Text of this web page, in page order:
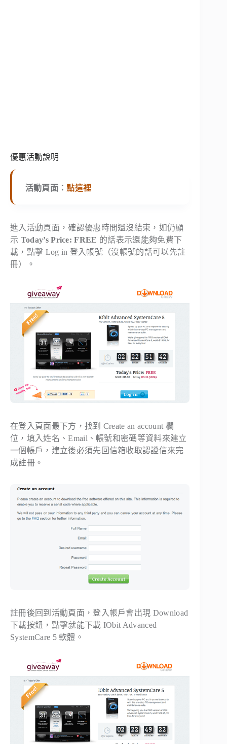
優惠活動說明
活動頁面：點這裡
進入活動頁面，確認優惠時間還沒結束，如仍顯
示 Today’s Price: FREE 的話表示還能夠免費下
載，點擊 Log in 登入帳號（沒帳號的話可以先註
冊）。
在登入頁面最下方，找到 Create an account 欄
位，填入姓名、Email、帳號和密碼等資料來建立
一個帳戶，建立後必須先回信箱收取認證信來完
成註冊。
註冊後回到活動頁面，登入帳戶會出現 Download
下載按鈕，點擊就能下載 IObit Advanced
SystemCare 5 軟體。